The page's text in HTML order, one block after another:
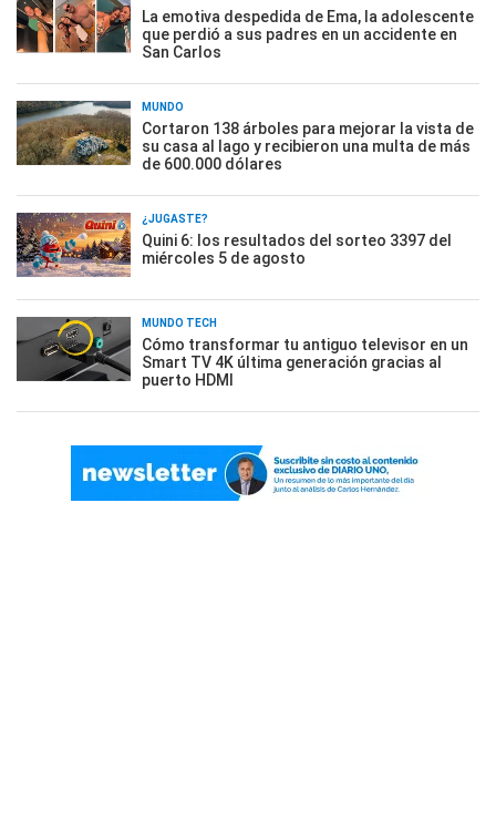
La emotiva despedida de Ema, la adolescente
que perdió a sus padres en un accidente en
San Carlos
MUNDO
Cortaron 138 árboles para mejorar la vista de
su casa al lago y recibieron una multa de más
de 600.000 dólares
¿JUGASTE?
Quini 6: los resultados del sorteo 3397 del
miércoles 5 de agosto
MUNDO TECH
Cómo transformar tu antiguo televisor en un
Smart TV 4K última generación gracias al
puerto HDMI